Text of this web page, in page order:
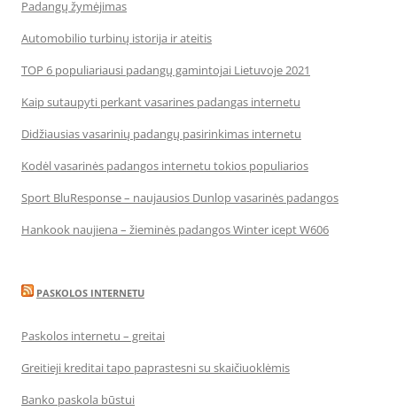
Padangų žymėjimas
Automobilio turbinų istorija ir ateitis
TOP 6 populiariausi padangų gamintojai Lietuvoje 2021
Kaip sutaupyti perkant vasarines padangas internetu
Didžiausias vasarinių padangų pasirinkimas internetu
Kodėl vasarinės padangos internetu tokios populiarios
Sport BluResponse – naujausios Dunlop vasarinės padangos
Hankook naujiena – žieminės padangos Winter icept W606
PASKOLOS INTERNETU
Paskolos internetu – greitai
Greitieji kreditai tapo paprastesni su skaičiuoklėmis
Banko paskola būstui